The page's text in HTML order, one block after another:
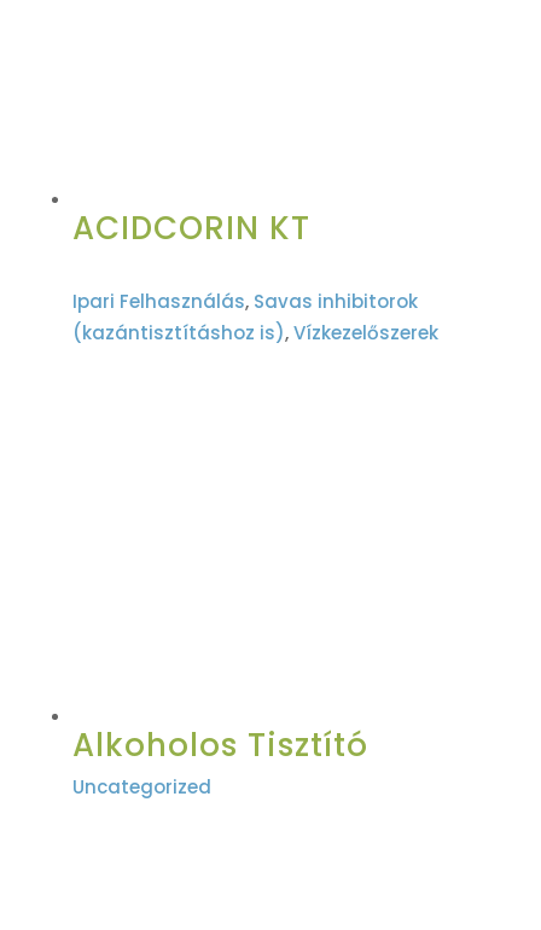
ACIDCORIN KT
Ipari Felhasználás, Savas inhibitorok
(kazántisztításhoz is),Vízkezelőszerek
Alkoholos Tisztító
Uncategorized